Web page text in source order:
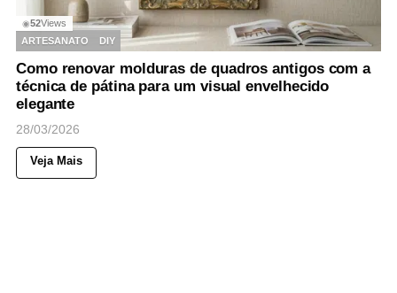
◉52Views
ARTESANATO
DIY
Como renovar molduras de quadros antigos com a
técnica de pátina para um visual envelhecido
elegante
28/03/2026
Veja Mais